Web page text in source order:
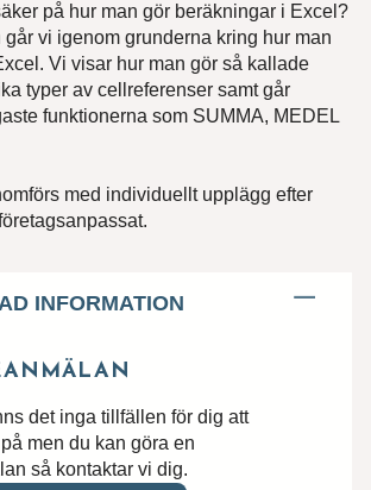
på hur man gör beräkningar i Excel?
går vi igenom grunderna kring hur man
Vi visar hur man gör så kallade
typer av cellreferenser samt går
funktionerna som SUMMA, MEDEL
med individuellt upplägg efter
INFORMATION
det inga tillfällen för dig att
men du kan göra en
så kontaktar vi dig.